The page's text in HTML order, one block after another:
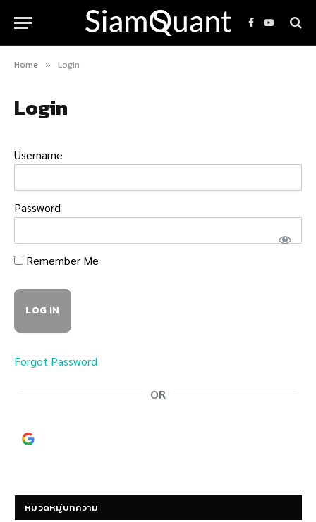
Facebook
YouTube
Home » Login
Login
Username
Password
Remember Me
Forgot Password
OR
หมวดหมู่บทความ